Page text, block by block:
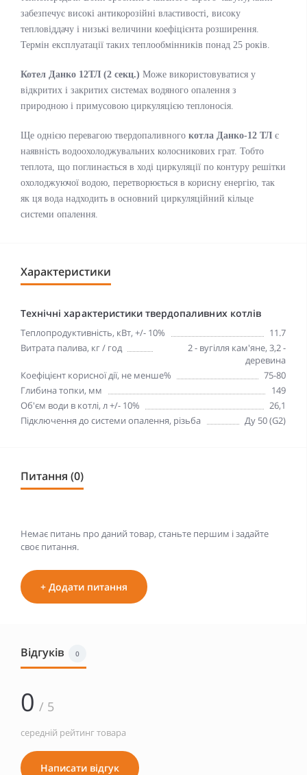
забезпечує високі антикорозійні властивості, високу
тепловіддачу і низькі величини коефіцієнта розширення.
Термін експлуатації таких теплообмінників понад 25 років.
Котел Данко 12ТЛ (2 секц.) Може використовуватися у
відкритих і закритих системах водяного опалення з
природною і примусовою циркуляцією теплоносія.
Ще однією перевагою твердопаливного котла Данко-12 ТЛ є
наявність водоохолоджувальних колосникових грат. Тобто
теплота, що поглинається в ході циркуляції по контуру решітки
охолоджуючої водою, перетворюється в корисну енергію, так
як ця вода надходить в основний циркуляційний кільце
системи опалення.
Характеристики
Технічні характеристики твердопаливних котлів
Теплопродуктивність, кВт, +/- 10%
11.7
Витрата палива, кг / год
2 - вугілля кам'яне, 3,2 -
деревина
Коефіцієнт корисної дії, не менше%
75-80
Глибина топки, мм
149
Об'єм води в котлі, л +/- 10%
26,1
Підключення до системи опалення, різьба
Ду 50 (G2)
Питання (0)
Немає питань про даний товар, станьте першим і задайте
своє питання.
+ Додати питання
Відгуків 0
0 / 5
середній рейтинг товара
Написати відгук